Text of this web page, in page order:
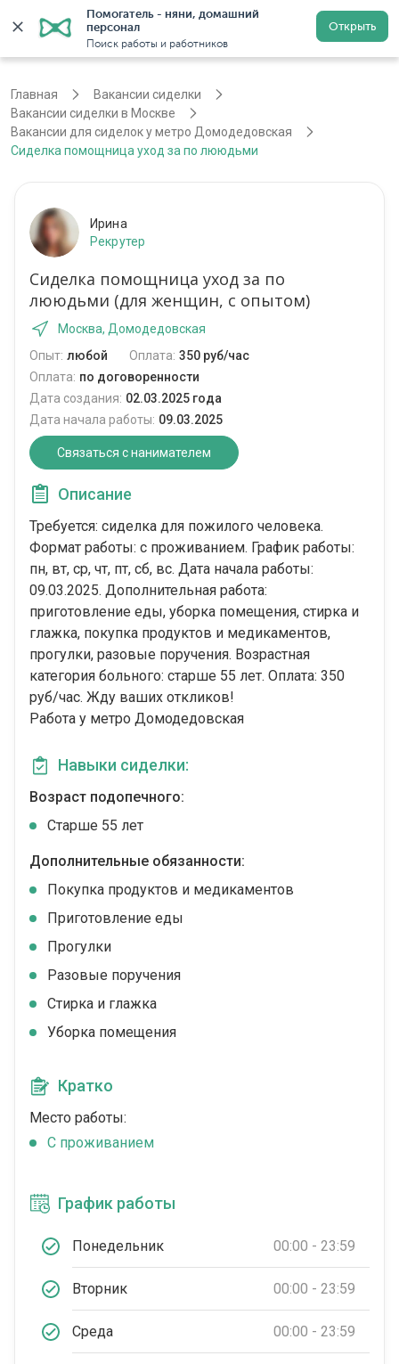
Помогатель - няни, домашний
персонал
Поиск работы и работников
Открыть
Регистрация
Главная
Вакансии сиделки
Вакансии сиделки в Москве
Вакансии для сиделок у метро Домодедовская
Сиделка помощница уход за по лююдьми
Ирина
Рекрутер
Сиделка помощница уход за по
лююдьми (для женщин, с опытом)
Москва, Домодедовская
Опыт: любой Оплата: 350 руб/час
Оплата: по договоренности
Дата создания: 02.03.2025 года
Дата начала работы: 09.03.2025
Связаться с нанимателем
Описание
Требуется: сиделка для пожилого человека.
Формат работы: c проживанием. График работы:
пн, вт, ср, чт, пт, сб, вс. Дата начала работы:
09.03.2025. Дополнительная работа:
приготовление еды, уборка помещения, стирка и
глажка, покупка продуктов и медикаментов,
прогулки, разовые поручения. Возрастная
категория больного: cтарше 55 лет. Оплата: 350
руб/час. Жду ваших откликов!
Работа у метро Домодедовская
Навыки сиделки:
Возраст подопечного:
Cтарше 55 лет
Дополнительные обязанности:
Покупка продуктов и медикаментов
Приготовление еды
Прогулки
Разовые поручения
Стирка и глажка
Уборка помещения
Кратко
Место работы:
C проживанием
График работы
Понедельник 00:00 - 23:59
Вторник 00:00 - 23:59
Среда 00:00 - 23:59